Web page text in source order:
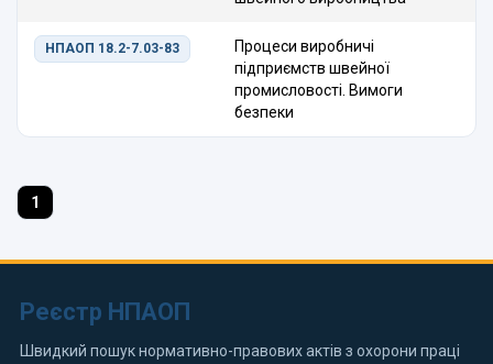
НПАОП 18.2-7.03-83
Процеси виробничі
підприємств швейної
промисловості. Вимоги
безпеки
1
Реєстр НПАОП
Швидкий пошук нормативно-правових актів з охорони праці